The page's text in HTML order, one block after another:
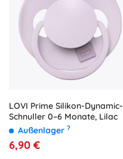
LOVI Prime Silikon-Dynamic-
Schnuller 0–6 Monate, Lilac
Außenlager ?
6,90 €